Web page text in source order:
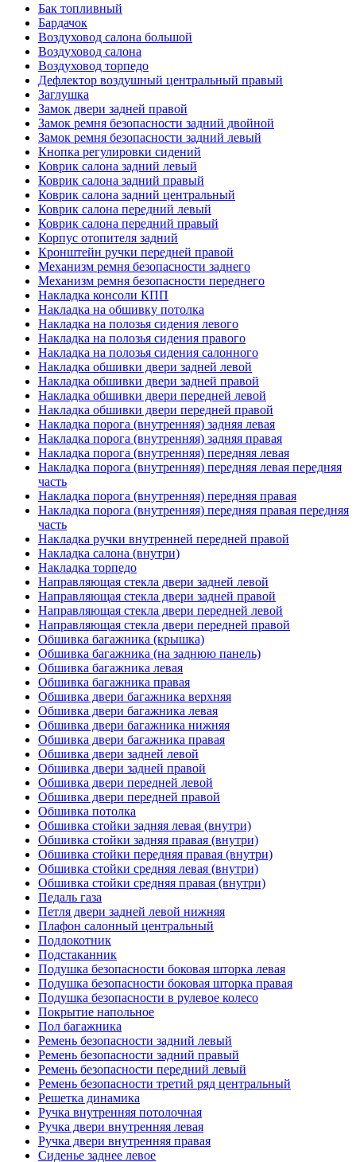
Бак топливный
Бардачок
Воздуховод салона большой
Воздуховод салона
Воздуховод торпедо
Дефлектор воздушный центральный правый
Заглушка
Замок двери задней правой
Замок ремня безопасности задний двойной
Замок ремня безопасности задний левый
Кнопка регулировки сидений
Коврик салона задний левый
Коврик салона задний правый
Коврик салона задний центральный
Коврик салона передний левый
Коврик салона передний правый
Корпус отопителя задний
Кронштейн ручки передней правой
Механизм ремня безопасности заднего
Механизм ремня безопасности переднего
Накладка консоли КПП
Накладка на обшивку потолка
Накладка на полозья сидения левого
Накладка на полозья сидения правого
Накладка на полозья сидения салонного
Накладка обшивки двери задней левой
Накладка обшивки двери задней правой
Накладка обшивки двери передней левой
Накладка обшивки двери передней правой
Накладка порога (внутренняя) задняя левая
Накладка порога (внутренняя) задняя правая
Накладка порога (внутренняя) передняя левая
Накладка порога (внутренняя) передняя левая передняя
часть
Накладка порога (внутренняя) передняя правая
Накладка порога (внутренняя) передняя правая передняя
часть
Накладка ручки внутренней передней правой
Накладка салона (внутри)
Накладка торпедо
Направляющая стекла двери задней левой
Направляющая стекла двери задней правой
Направляющая стекла двери передней левой
Направляющая стекла двери передней правой
Обшивка багажника (крышка)
Обшивка багажника (на заднюю панель)
Обшивка багажника левая
Обшивка багажника правая
Обшивка двери багажника верхняя
Обшивка двери багажника левая
Обшивка двери багажника нижняя
Обшивка двери багажника правая
Обшивка двери задней левой
Обшивка двери задней правой
Обшивка двери передней левой
Обшивка двери передней правой
Обшивка потолка
Обшивка стойки задняя левая (внутри)
Обшивка стойки задняя правая (внутри)
Обшивка стойки передняя правая (внутри)
Обшивка стойки средняя левая (внутри)
Обшивка стойки средняя правая (внутри)
Педаль газа
Петля двери задней левой нижняя
Плафон салонный центральный
Подлокотник
Подстаканник
Подушка безопасности боковая шторка левая
Подушка безопасности боковая шторка правая
Подушка безопасности в рулевое колесо
Покрытие напольное
Пол багажника
Ремень безопасности задний левый
Ремень безопасности задний правый
Ремень безопасности передний левый
Ремень безопасности третий ряд центральный
Решетка динамика
Ручка внутренняя потолочная
Ручка двери внутренняя левая
Ручка двери внутренняя правая
Сиденье заднее левое